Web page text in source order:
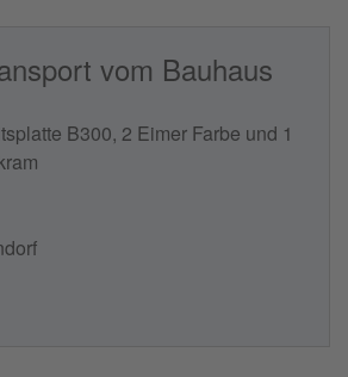
vom Bauhaus
B300, 2 Eimer Farbe und 1